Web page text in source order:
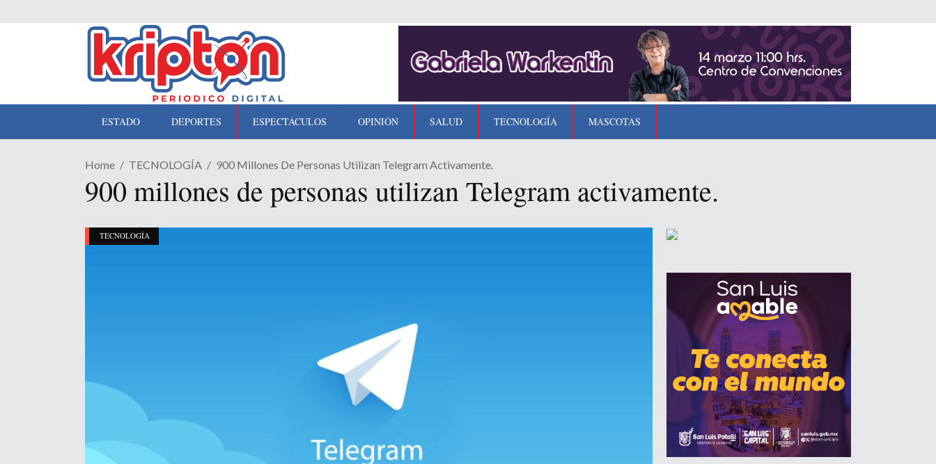
ESTADO DEPORTES ESPECTÁCULOS OPINIÓN SALUD TECNOLOGÍA MASCOTAS
Home TECNOLOGÍA 900 Millones De Personas Utilizan Telegram Activamente.
900 millones de personas utilizan Telegram activamente.
TECNOLOGÍA